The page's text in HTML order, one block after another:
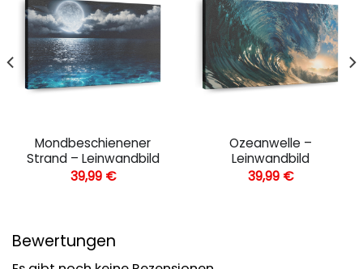
Mondbeschienener
Strand – Leinwandbild
39,99 €
Ozeanwelle –
Leinwandbild
39,99 €
Bewertungen